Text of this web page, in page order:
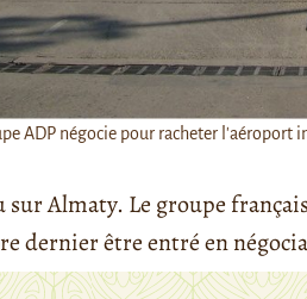
ADP négocie pour racheter l'aéroport
sur Almaty. Le groupe
dernier être entré en